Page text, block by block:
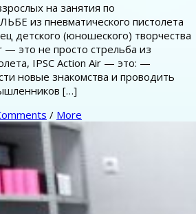
на занятия по
из пневматического пистолета
детского (юношеского) творчества
— это не просто стрельба из
IPSC Action Air — это: —
новые знакомства и проводить
[…]
/ More